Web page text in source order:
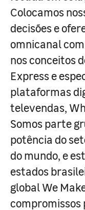
Colocamos
decisões e
omnicanal
nos conceitos
Express e
plataformas
televendas,
Somos parte
potência do
do mundo, e
estados
global We